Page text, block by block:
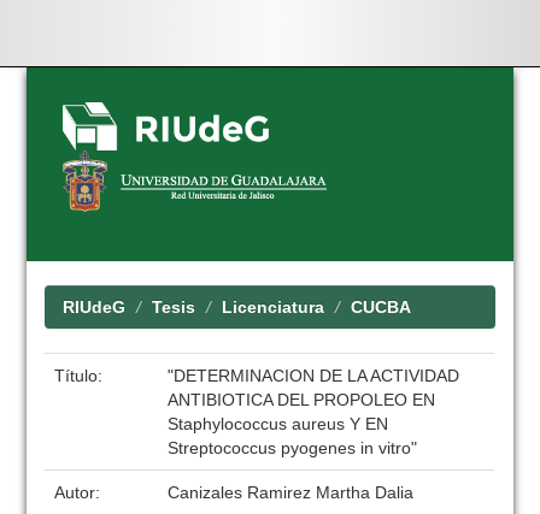
Skip
navigation
RIUdeG Tesis Licenciatura CUCBA
Título:
"DETERMINACION DE LA ACTIVIDAD
ANTIBIOTICA DEL PROPOLEO EN
Staphylococcus aureus Y EN
Streptococcus pyogenes in vitro"
Autor: Canizales Ramirez Martha Dalia